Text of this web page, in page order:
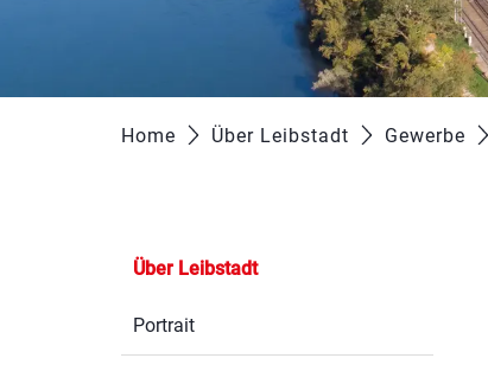
Home Über Leibstadt Gewerbe
Über Leibstadt
Portrait